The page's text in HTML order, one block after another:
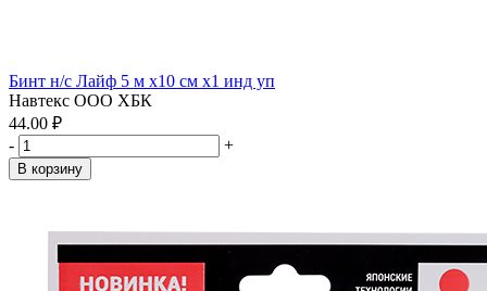
Бинт н/с Лайф 5 м х10 см x1 инд уп
Навтекс ООО ХБК
44.00 ₽
-
+
В корзину